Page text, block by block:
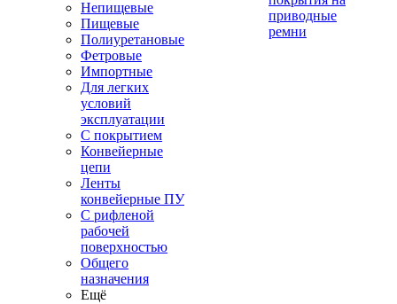
Непищевые
Пищевые
Полиуретановые
Фетровые
Импортные
Для легких
условий
эксплуатации
С покрытием
Конвейерные
цепи
Ленты
конвейерные ПУ
С рифленой
рабочей
поверхностью
Общего
назначения
Ещё
приводные
ремни